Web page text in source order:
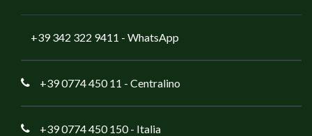
+39 342 322 9411 - WhatsApp
+39 0774 450 11 - Centralino
+39 0774 450 150- Italia